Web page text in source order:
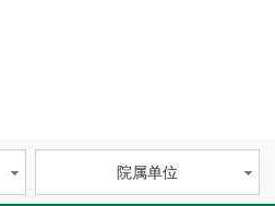
院属单位